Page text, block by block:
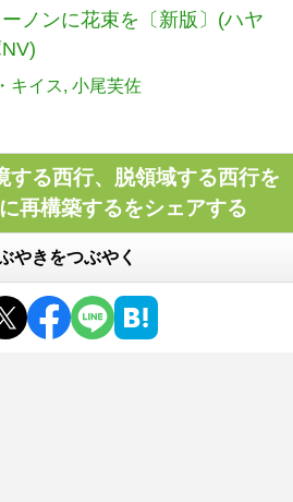
ノンに花束を〔新版〕(ハヤ
キイス 小尾芙佐
する西行、脱領域する西行を
再構築するをシェアする
やきをつぶやく